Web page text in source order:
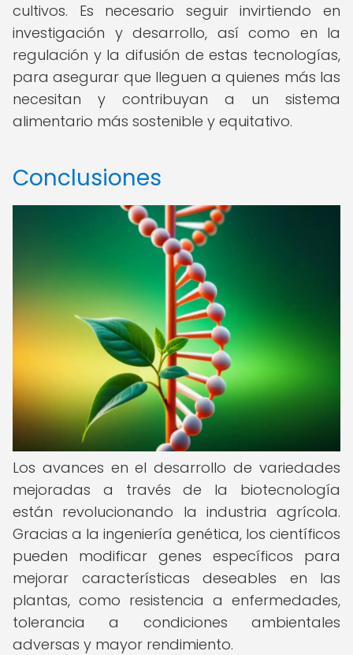
cultivos. Es necesario seguir invirtiendo en
investigación y desarrollo, así como en la
regulación y la difusión de estas tecnologías,
para asegurar que lleguen a quienes más las
necesitan y contribuyan a un sistema
alimentario más sostenible y equitativo.
Conclusiones
Los avances en el desarrollo de variedades
mejoradas a través de la biotecnología
están revolucionando la industria agrícola.
Gracias a la ingeniería genética, los científicos
pueden modificar genes específicos para
mejorar características deseables en las
plantas, como resistencia a enfermedades,
tolerancia a condiciones ambientales
adversas y mayor rendimiento.